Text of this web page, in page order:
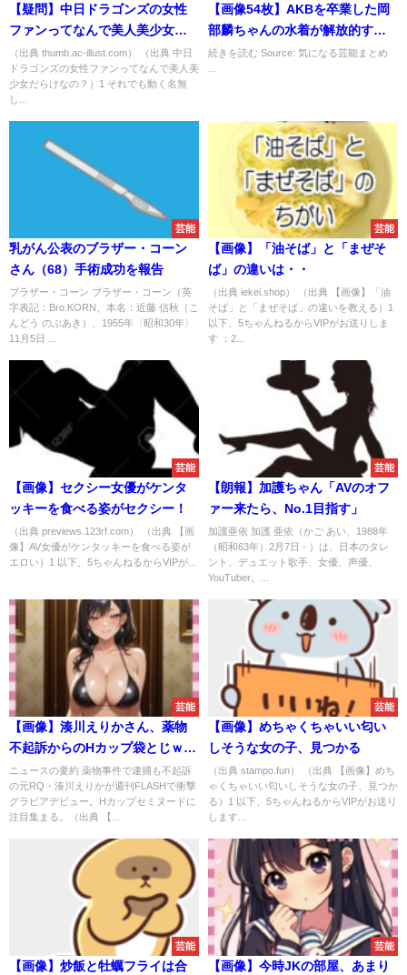
【疑問】中日ドラゴンズの女性
ファンってなんで美人美少女だ
らけなの？
（出典 thumb.ac-illust.com） （出典 中日
ドラゴンズの女性ファンってなんで美人美
少女だらけなの？）1 それでも動く名無
し...
【画像54枚】AKBを卒業した岡
部麟ちゃんの水着が解放的すぎ
るｗｗｗｗｗｗｗｗｗｗｗｗｗ
ｗｗ
続きを読む Source: 気になる芸能まとめ
芸能
乳がん公表のブラザー・コーン
さん（68）手術成功を報告
ブラザー・コーン ブラザー・コーン（英
字表記：Bro.KORN、本名：近藤 信秋（こ
んどう のぶあき）、1955年〈昭和30年〉
11月5日 ...
芸能
【画像】「油そば」と「まぜそ
ば」の違いは・・
（出典 iekei.shop） （出典 【画像】「油
そば」と「まぜそば」の違いを教える）1
以下、5ちゃんねるからVIPがお送りしま
す ：2...
芸能
【画像】セクシー女優がケンタ
ッキーを食べる姿がセクシー！
（出典 previews.123rf.com） （出典 【画
像】AV女優がケンタッキーを食べる姿が
エロい）1 以下、5ちゃんねるからVIPが...
芸能
【朗報】加護ちゃん「AVのオフ
ァー来たら、No.1目指す」
加護亜依 加護 亜依（かご あい、1988年
（昭和63年）2月7日 - ）は、日本のタレ
ント、デュエット歌手、女優、声優、
YouTuber。...
芸能
【画像】湊川えりかさん、薬物
不起訴からのHカップ袋とじｗｗ
ｗ
ニュースの要約 薬物事件で逮捕も不起訴
の元RQ・湊川えりかが週刊FLASHで衝撃
グラビアデビュー。Hカップセミヌードに
注目集まる。（出典 【...
芸能
【画像】めちゃくちゃいい匂い
しそうな女の子、見つかる
（出典 stampo.fun） （出典 【画像】めち
ゃくちゃいい匂いしそうな女の子、見つか
る）1 以下、5ちゃんねるからVIPがお送り
します...
芸能
【画像】炒飯と牡蠣フライは合
芸能
【画像】今時JKの部屋、あまり